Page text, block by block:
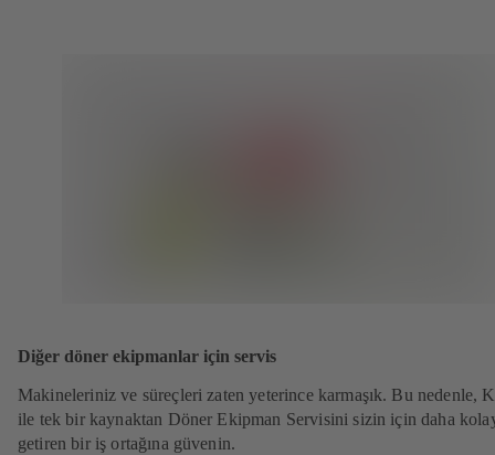
Diğer döner ekipmanlar için servis
Makineleriniz ve süreçleri zaten yeterince karmaşık. Bu nedenle,
ile tek bir kaynaktan Döner Ekipman Servisini sizin için daha
getiren bir iş ortağına güvenin.